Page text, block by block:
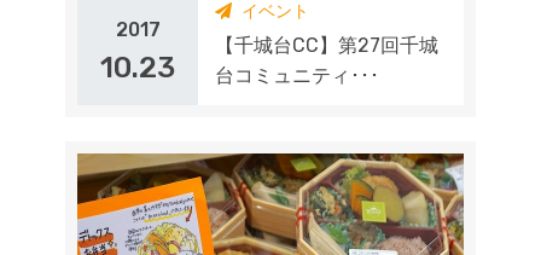
2017
10.23
イベント
【千城台CC】第27回千城
台コミュニティ･･･